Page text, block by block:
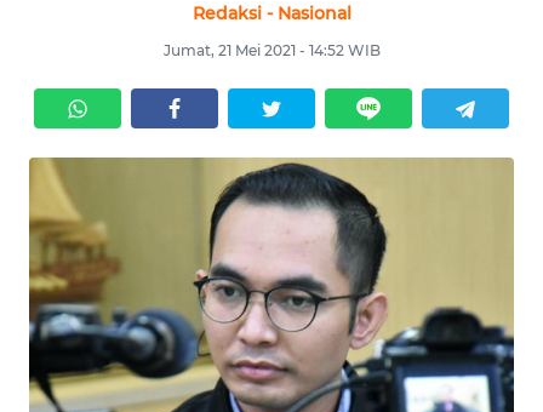
Redaksi - Nasional
Jumat, 21 Mei 2021 - 14:52 WIB
KRIMINAL
EKUIN
SAINS-TEKNO
KESEHATAN
INTERNASIONAL